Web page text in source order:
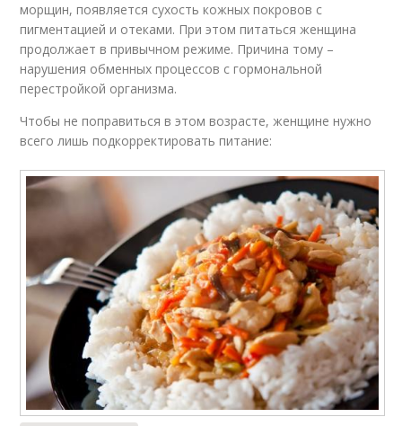
морщин, появляется сухость кожных покровов с
пигментацией и отеками. При этом питаться женщина
продолжает в привычном режиме. Причина тому –
нарушения обменных процессов с гормональной
перестройкой организма.
Чтобы не поправиться в этом возрасте, женщине нужно
всего лишь подкорректировать питание: